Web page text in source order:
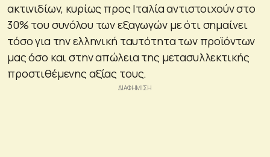
ακτινιδίων, κυρίως προς Ιταλία αντιστοιχούν στο
30% του συνόλου των εξαγωγών με ότι σημαίνει
τόσο για την ελληνική ταυτότητα των προϊόντων
μας όσο και στην απώλεια της μετασυλλεκτικής
προστιθέμενης αξίας τους.